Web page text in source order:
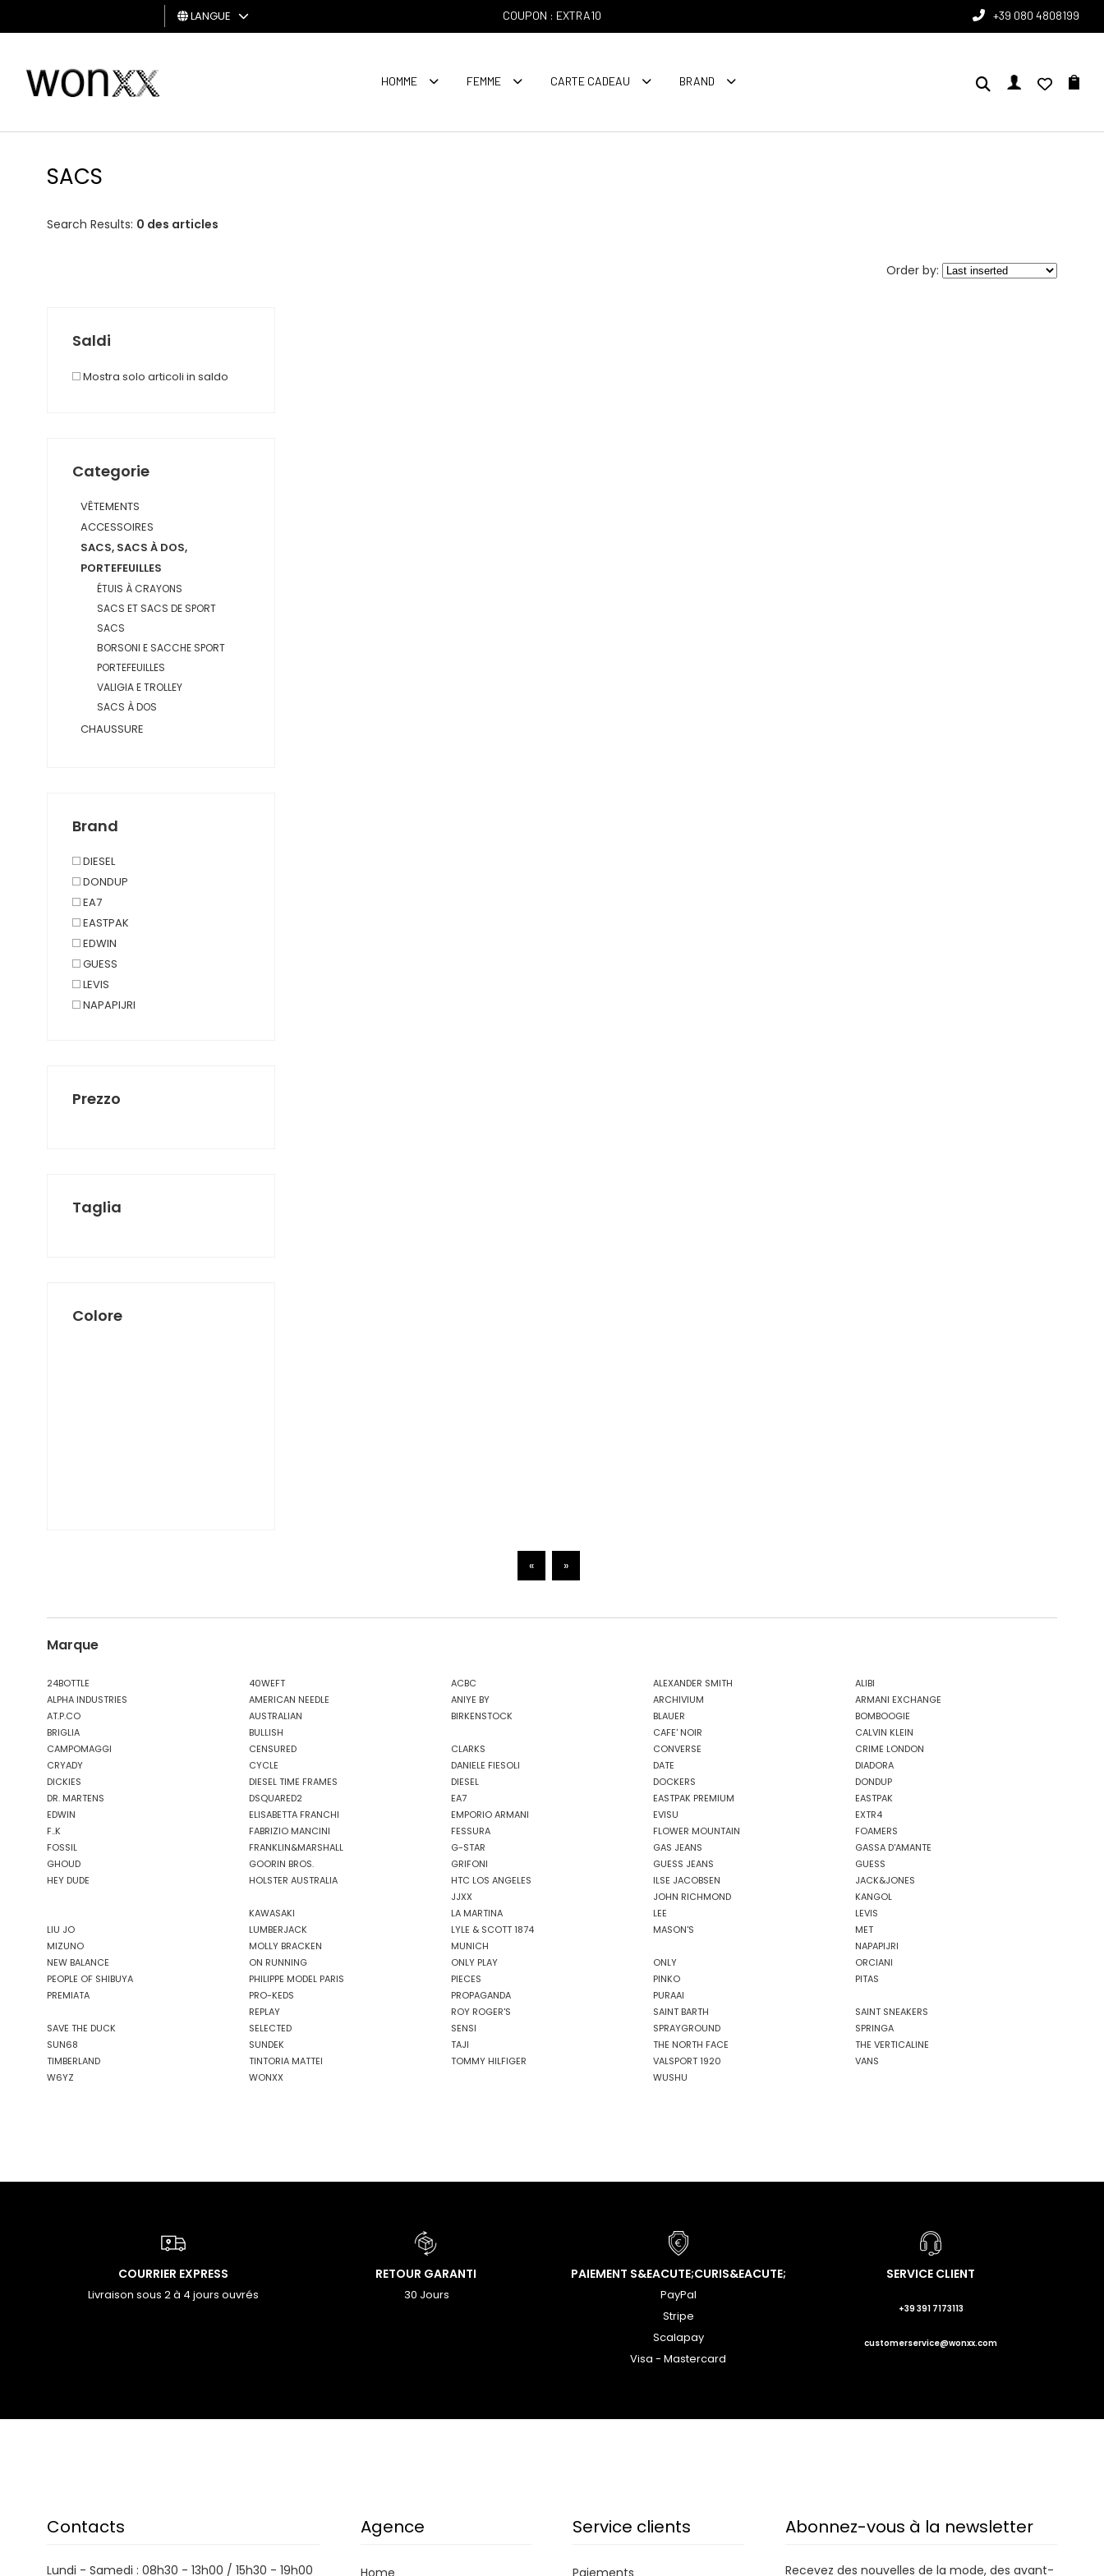
HOMME
CADEAU
LANGUE COUPON : EXTRA10 +39 080 4808199
HOMME FEMME CARTE CADEAU BRAND
SACS
Search Results: 0 des articles
Order by:
Saldi
Mostra solo articoli in saldo
Categorie
VÊTEMENTS
ACCESSOIRES
SACS, SACS À DOS,
PORTEFEUILLES
ÉTUIS À CRAYONS
SACS ET SACS DE SPORT
SACS
BORSONI E SACCHE SPORT
PORTEFEUILLES
VALIGIA E TROLLEY
SACS À DOS
CHAUSSURE
Brand
DIESEL
DONDUP
EA7
EASTPAK
EDWIN
GUESS
LEVIS
NAPAPIJRI
SUNDEK
Prezzo
Taglia
Colore
« »
Marque
24BOTTLE 40WEFT ACBC ALEXANDER SMITH
ALIBI
ALPHA INDUSTRIES
AMERICAN NEEDLE ANIYE BY ARCHIVIUM
ARMANI EXCHANGE
AT.P.CO
AUSTRALIAN BIRKENSTOCK BLAUER
BOMBOOGIE
BRIGLIA
BULLISH CAFE' NOIR
CALVIN KLEIN
CAMPOMAGGI
CENSURED CLARKS CONVERSE
CRIME LONDON
CRYADY
CYCLE DANIELE FIESOLI DATE
DIADORA
DICKIES
DIESEL TIME FRAMES DIESEL DOCKERS
DONDUP
DR. MARTENS
DSQUARED2 EA7 EASTPAK PREMIUM
EASTPAK
EDWIN
ELISABETTA FRANCHI EMPORIO ARMANI EVISU
EXTR4
F..K
FABRIZIO MANCINI FESSURA FLOWER MOUNTAIN
FOAMERS
FOSSIL
FRANKLIN&MARSHALL G-STAR GAS JEANS
GASSA D'AMANTE
GHOUD
GOORIN BROS. GRIFONI GUESS JEANS
GUESS
HEY DUDE
HOLSTER AUSTRALIA HTC LOS ANGELES ILSE JACOBSEN
JACK&JONES
JJXX
JOHN RICHMOND
KANGOL
KAWASAKI
LA MARTINA LEE
LEVIS
LIU JO
LUMBERJACK LYLE & SCOTT 1874 MASON'S
MET
MIZUNO
MOLLY BRACKEN MUNICH
NAPAPIJRI
NEW BALANCE
ON RUNNING ONLY PLAY ONLY
ORCIANI
PEOPLE OF SHIBUYA
PHILIPPE MODEL PARIS PIECES PINKO
PITAS
PREMIATA
PRO-KEDS PROPAGANDA
PURAAI
REPLAY
ROY ROGER'S SAINT BARTH
SAINT SNEAKERS
SAVE THE DUCK
SELECTED SENSI SPRAYGROUND
SPRINGA
SUN68
SUNDEK TAJI THE NORTH FACE
THE VERTICALINE
TIMBERLAND
TINTORIA MATTEI TOMMY HILFIGER VALSPORT 1920
VANS
W6YZ
WONXX WUSHU
COURRIER EXPRESS
Livraison sous 2 à 4 jours ouvrés
RETOUR GARANTI
30 Jours
PAIEMENT S&EACUTE;CURIS&EACUTE;
PayPal
Stripe
Scalapay
Visa - Mastercard
SERVICE CLIENT
+39 391 7173113
customerservice@wonxx.com
Contacts
Lundi - Samedi : 08h30 - 13h00 / 15h30 - 19h00
Agence
Home
Service clients
Paiements
Abonnez-vous à la newsletter
Recevez des nouvelles de la mode, des avant-